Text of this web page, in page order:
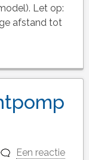
Let op:
afstand tot
Een reactie